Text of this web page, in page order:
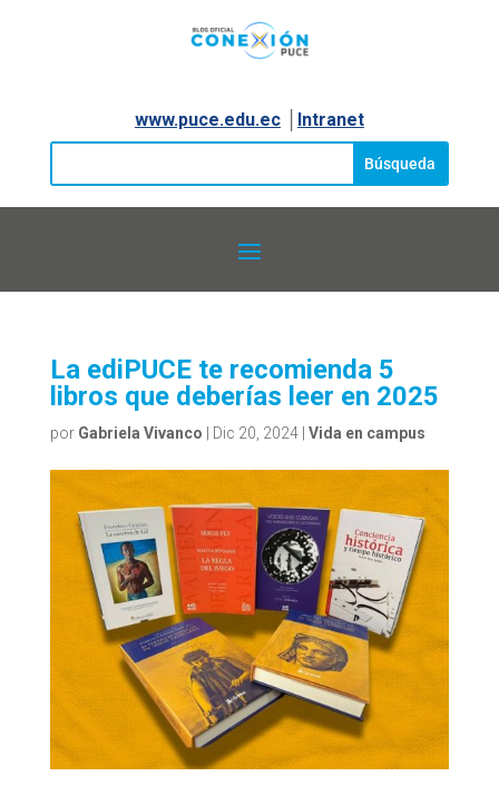
www.puce.edu.ec│ Intranet
La ediPUCE te recomienda 5
libros que deberías leer en 2025
por Gabriela Vivanco Dic 20, 2024| Vida en campus